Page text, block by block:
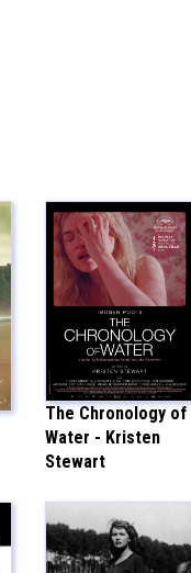
The Chronology of
Water - Kristen
Stewart